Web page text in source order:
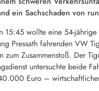
ein Sachschaden von
15:45 wollte eine 54-jährige
Pressath fahrenden VW
zum Zusammenstoß. Der
untersuchte beide
Euro –